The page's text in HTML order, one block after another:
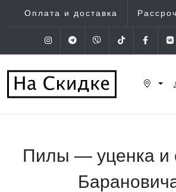
Оплата и доставка
InstagramTelegram
Viber Tik-Tok
Пилы — уценка и